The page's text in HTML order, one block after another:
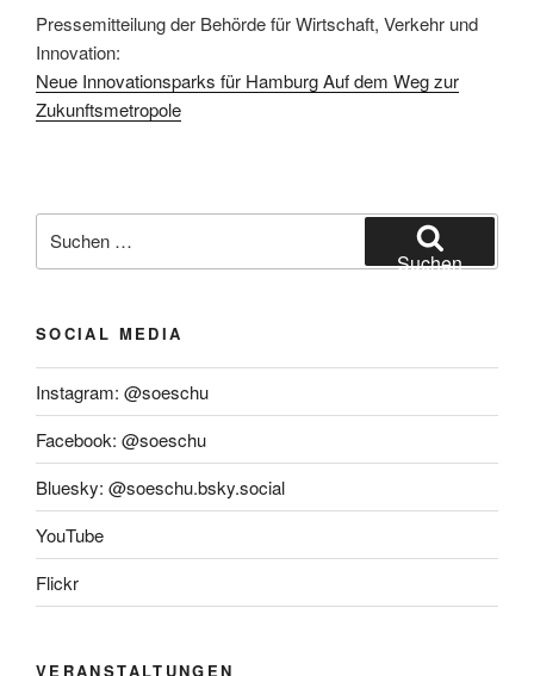
Pressemitteilung der Behörde für Wirtschaft, Verkehr und
Innovation:
Neue Innovationsparks für Hamburg Auf dem Weg zur
Zukunftsmetropole
nach:
Suchen
SOCIAL MEDIA
Instagram: @soeschu
Facebook: @soeschu
Bluesky: @soeschu.bsky.social
YouTube
Flickr
VERANSTALTUNGEN